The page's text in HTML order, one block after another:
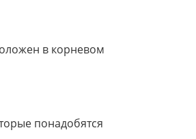
в корневом
понадобятся